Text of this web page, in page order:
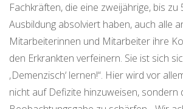
Fachkräften, die eine zweijährige, bis
Ausbildung absolviert haben, auch alle
Mitarbeiterinnen und Mitarbeiter ihre
den Erkrankten verfeinern. Sie ist sich
‚Demenzisch‘ lernen!“. Hier wird vor
nicht auf Defizite hinzuweisen, sondern